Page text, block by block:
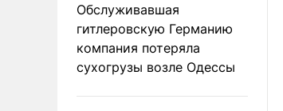
Обслуживавшая
гитлеровскую Германию
компания потеряла
сухогрузы возле Одессы